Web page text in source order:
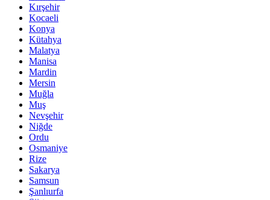
Kırşehir
Kocaeli
Konya
Kütahya
Malatya
Manisa
Mardin
Mersin
Muğla
Muş
Nevşehir
Niğde
Ordu
Osmaniye
Rize
Sakarya
Samsun
Şanlıurfa